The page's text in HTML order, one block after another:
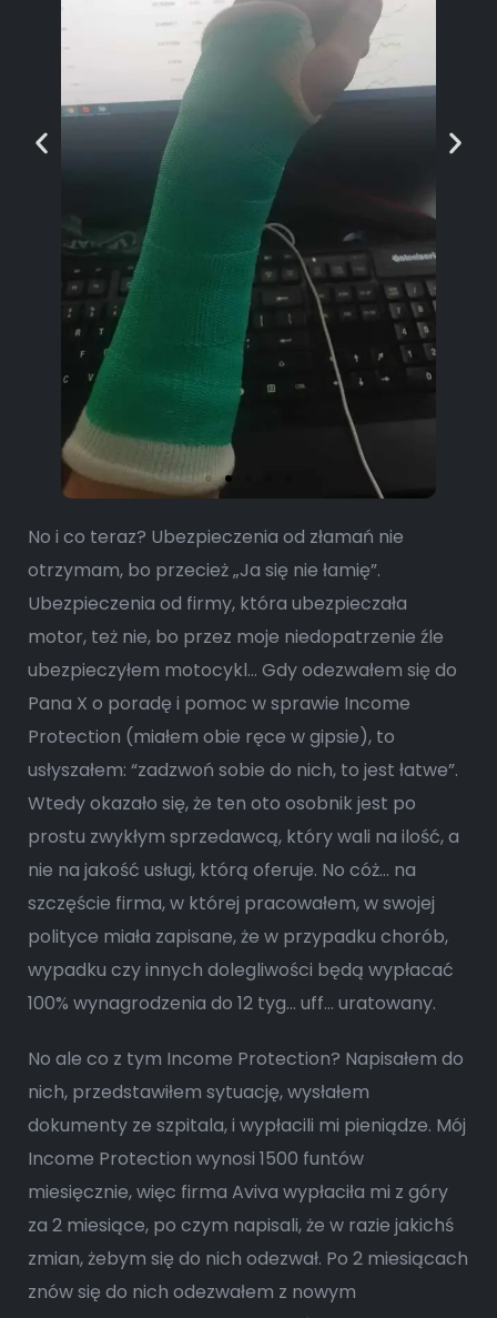
No i co teraz? Ubezpieczenia od złamań nie
otrzymam, bo przecież „Ja się nie łamię”.
Ubezpieczenia od firmy, która ubezpieczała
motor, też nie, bo przez moje niedopatrzenie źle
ubezpieczyłem motocykl… Gdy odezwałem się do
Pana X o poradę i pomoc w sprawie Income
Protection (miałem obie ręce w gipsie), to
usłyszałem: “zadzwoń sobie do nich, to jest łatwe”.
Wtedy okazało się, że ten oto osobnik jest po
prostu zwykłym sprzedawcą, który wali na ilość, a
nie na jakość usługi, którą oferuje. No cóż… na
szczęście firma, w której pracowałem, w swojej
polityce miała zapisane, że w przypadku chorób,
wypadku czy innych dolegliwości będą wypłacać
100% wynagrodzenia do 12 tyg… uff… uratowany.
No ale co z tym Income Protection? Napisałem do
nich, przedstawiłem sytuację, wysłałem
dokumenty ze szpitala, i wypłacili mi pieniądze. Mój
Income Protection wynosi 1500 funtów
miesięcznie, więc firma Aviva wypłaciła mi z góry
za 2 miesiące, po czym napisali, że w razie jakichś
zmian, żebym się do nich odezwał. Po 2 miesiącach
znów się do nich odezwałem z nowym